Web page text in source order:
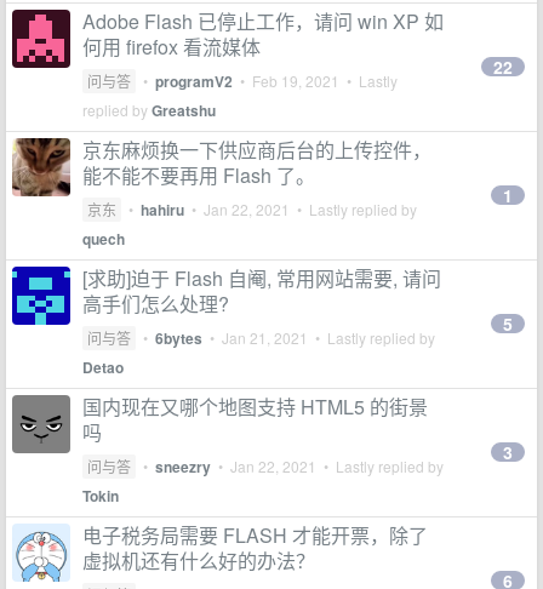
Adobe Flash 已停止工作，请问 win XP 如
何用 firefox 看流媒体
问与答 • programV2 • Feb 19, 2021 • Lastly
replied byGreatshu
22
京东麻烦换一下供应商后台的上传控件，
能不能不要再用 Flash 了。
京东 • hahiru • Jan 22, 2021 • Lastly replied by
quech
1
[求助]迫于 Flash 自阉, 常用网站需要, 请问
高手们怎么处理?
问与答 • 6bytes • Jan 21, 2021 • Lastly replied by
Detao
5
国内现在又哪个地图支持 HTML5 的街景
吗
问与答 • sneezry • Jan 22, 2021 • Lastly replied by
Tokin
3
电子税务局需要 FLASH 才能开票，除了
虚拟机还有什么好的办法？
6